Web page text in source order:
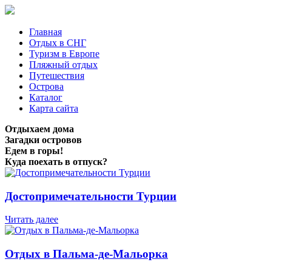
Главная
Отдых в СНГ
Туризм в Европе
Пляжный отдых
Путешествия
Острова
Каталог
Карта сайта
Отдыхаем дома
Загадки островов
Едем в горы!
Куда поехать в отпуск?
Достопримечательности Турции
Читать далее
Отдых в Пальма-де-Мальорка